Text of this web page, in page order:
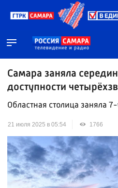
Самара заняла
доступности
Областная столица заняла
21 июля 2025 в 05:54 1766